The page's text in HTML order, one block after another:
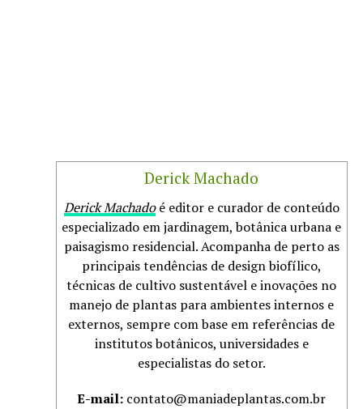
Derick Machado
Derick Machadoé editor e curador de conteúdo
especializado em jardinagem, botânica urbana e
paisagismo residencial. Acompanha de perto as
principais tendências de design biofílico,
técnicas de cultivo sustentável e inovações no
manejo de plantas para ambientes internos e
externos, sempre com base em referências de
institutos botânicos, universidades e
especialistas do setor.
E-mail: contato@maniadeplantas.com.br